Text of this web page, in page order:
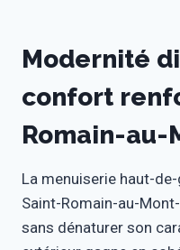
Modernité
confort
Romain-au-
La menuiserie haut-
Saint-Romain-au-
sans dénaturer son